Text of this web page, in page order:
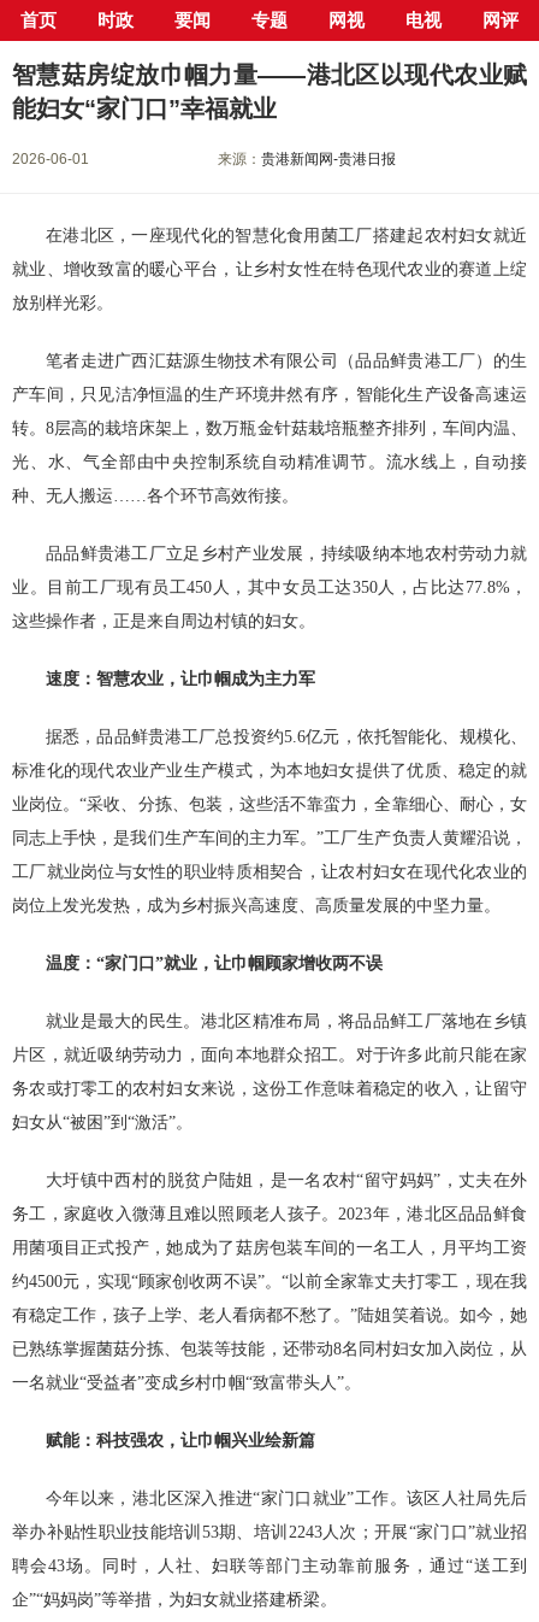
首页 时政 要闻 专题 网视 电视 网评
当前位置： 首页> 新闻中心> 要闻> 正文
智慧菇房绽放巾帼力量——港北区以现代农业赋
能妇女“家门口”幸福就业
2026-06-01 来源：贵港新闻网-贵港日报
在港北区，一座现代化的智慧化食用菌工厂搭建起农村妇女就近
就业、增收致富的暖心平台，让乡村女性在特色现代农业的赛道上绽
放别样光彩。
笔者走进广西汇菇源生物技术有限公司（品品鲜贵港工厂）的生
产车间，只见洁净恒温的生产环境井然有序，智能化生产设备高速运
转。8层高的栽培床架上，数万瓶金针菇栽培瓶整齐排列，车间内温、
光、水、气全部由中央控制系统自动精准调节。流水线上，自动接
种、无人搬运……各个环节高效衔接。
品品鲜贵港工厂立足乡村产业发展，持续吸纳本地农村劳动力就
业。目前工厂现有员工450人，其中女员工达350人，占比达77.8%，
这些操作者，正是来自周边村镇的妇女。
速度：智慧农业，让巾帼成为主力军
据悉，品品鲜贵港工厂总投资约5.6亿元，依托智能化、规模化、
标准化的现代农业产业生产模式，为本地妇女提供了优质、稳定的就
业岗位。“采收、分拣、包装，这些活不靠蛮力，全靠细心、耐心，女
同志上手快，是我们生产车间的主力军。”工厂生产负责人黄耀沿说，
工厂就业岗位与女性的职业特质相契合，让农村妇女在现代化农业的
岗位上发光发热，成为乡村振兴高速度、高质量发展的中坚力量。
温度：“家门口”就业，让巾帼顾家增收两不误
就业是最大的民生。港北区精准布局，将品品鲜工厂落地在乡镇
片区，就近吸纳劳动力，面向本地群众招工。对于许多此前只能在家
务农或打零工的农村妇女来说，这份工作意味着稳定的收入，让留守
妇女从“被困”到“激活”。
大圩镇中西村的脱贫户陆姐，是一名农村“留守妈妈”，丈夫在外
务工，家庭收入微薄且难以照顾老人孩子。2023年，港北区品品鲜食
用菌项目正式投产，她成为了菇房包装车间的一名工人，月平均工资
约4500元，实现“顾家创收两不误”。“以前全家靠丈夫打零工，现在我
有稳定工作，孩子上学、老人看病都不愁了。”陆姐笑着说。如今，她
已熟练掌握菌菇分拣、包装等技能，还带动8名同村妇女加入岗位，从
一名就业“受益者”变成乡村巾帼“致富带头人”。
赋能：科技强农，让巾帼兴业绘新篇
今年以来，港北区深入推进“家门口就业”工作。该区人社局先后
举办补贴性职业技能培训53期、培训2243人次；开展“家门口”就业招
聘会43场。同时，人社、妇联等部门主动靠前服务，通过“送工到
企”“妈妈岗”等举措，为妇女就业搭建桥梁。